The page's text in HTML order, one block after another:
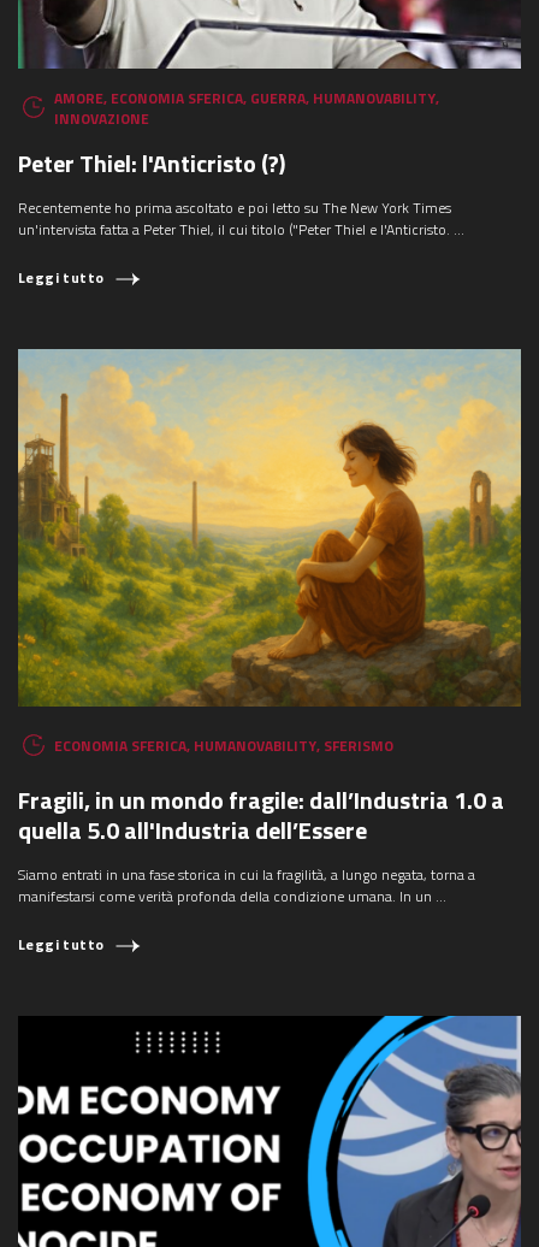
AMORE, ECONOMIA SFERICA, GUERRA, HUMANOVABILITY,
INNOVAZIONE
Peter Thiel: l'Anticristo (?)
Recentemente ho prima ascoltato e poi letto su The New York Times
un'intervista fatta a Peter Thiel, il cui titolo ("Peter Thiel e l'Anticristo. ...
Leggi tutto
ECONOMIA SFERICA, HUMANOVABILITY, SFERISMO
Fragili, in un mondo fragile: dall’Industria 1.0 a
quella 5.0 all'Industria dell’Essere
Siamo entrati in una fase storica in cui la fragilità, a lungo negata, torna a
manifestarsi come verità profonda della condizione umana. In un ...
Leggi tutto
COSA STAI CERCANDO?